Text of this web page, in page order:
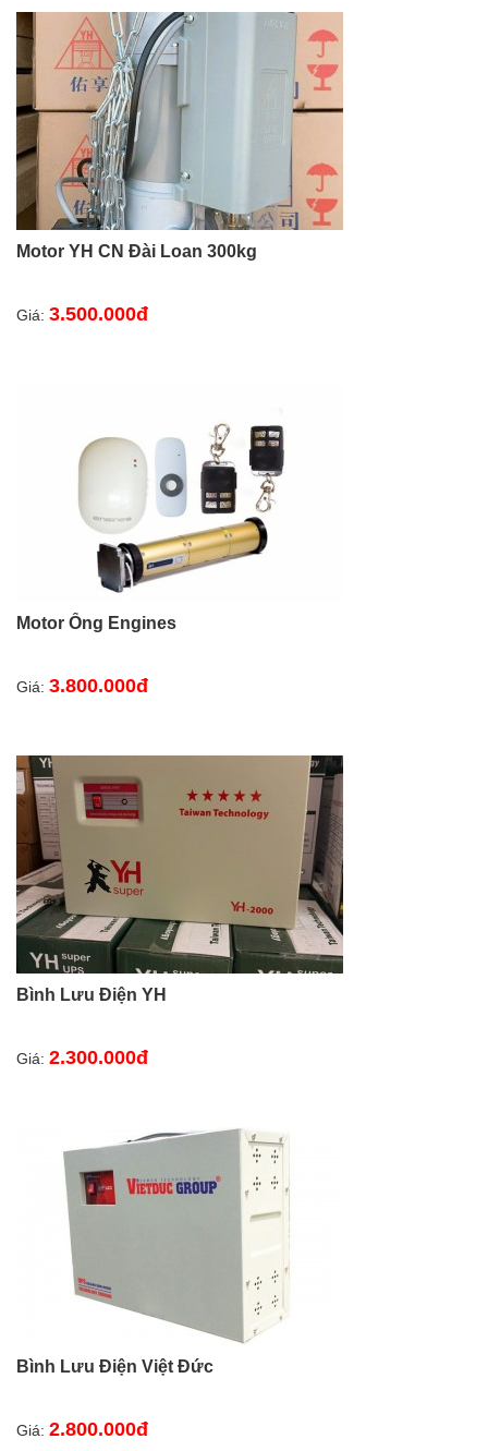
Motor YH CN Đài Loan 300kg
Giá: 3.500.000đ
Motor Ống Engines
Giá: 3.800.000đ
Bình Lưu Điện YH
Giá: 2.300.000đ
Bình Lưu Điện Việt Đức
Giá: 2.800.000đ